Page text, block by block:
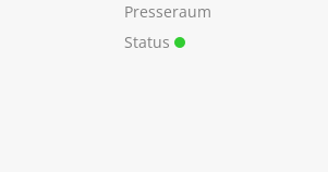
Presseraum
Status